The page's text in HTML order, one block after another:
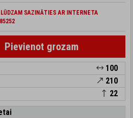
SAZINĀTIES AR INTERNETA
Pievienot grozam
100
210
22